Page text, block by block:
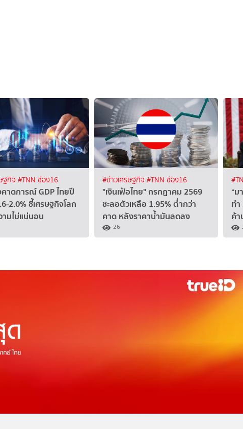
ฐกิจ #TNN ช่อง16
าดการณ์ GDP ไทยปี
2.0% ชี้เศรษฐกิจโลก
มไม่แน่นอน
#ข่าวเศรษฐกิจ #TNN ช่อง16
"เงินเฟ้อไทย" กรกฎาคม 2569
ชะลอตัวเหลือ 1.95% ต่ำกว่า
คาด หลังราคาน้ำมันลดลง
26
“ม
ท
ค้